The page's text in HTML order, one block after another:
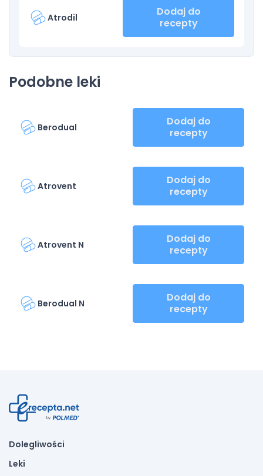
Atrodil
Dodaj do
recepty
Podobne leki
Berodual
Dodaj do
recepty
Atrovent
Dodaj do
recepty
Atrovent N
Dodaj do
recepty
Berodual N
Dodaj do
recepty
Dolegliwości
Leki